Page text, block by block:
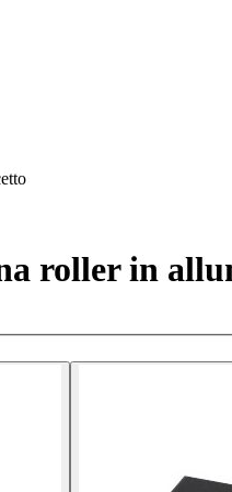
roller in